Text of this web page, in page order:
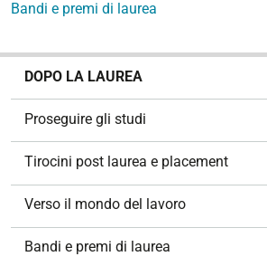
Bandi e premi di laurea
DOPO LA LAUREA
Proseguire gli studi
Tirocini post laurea e placement
Verso il mondo del lavoro
Bandi e premi di laurea